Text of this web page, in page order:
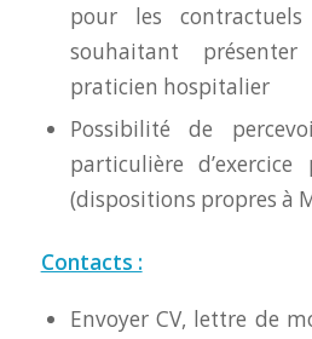
pour les
souhaitant
praticien hospitalier
Possibilité de
particulière
(dispositions propres à
Contacts :
Envoyer CV, lettre de